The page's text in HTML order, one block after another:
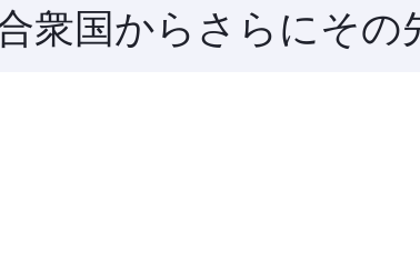
衆国からさらにそ